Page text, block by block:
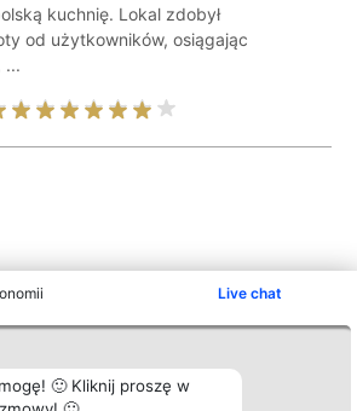
Live chat
🙂 Kliknij proszę w
kuchnię. Lokal zdobył
od użytkowników, osiągając
...